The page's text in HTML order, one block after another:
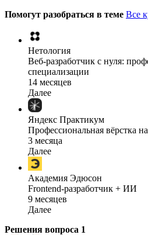
Помогут разобраться в теме Все
Нетология
Веб-разработчик с нуля:
специализации
14 месяцев
Далее
Яндекс Практикум
Профессиональная вёрстка
3 месяца
Далее
Академия Эдюсон
Frontend-разработчик + ИИ
9 месяцев
Далее
Решения вопроса 1